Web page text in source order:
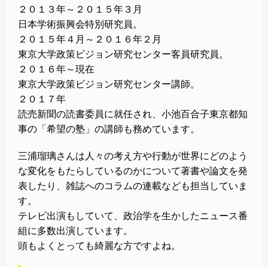
２０１３年～２０１５年３月
日本学術振興会特別研究員。
２０１５年４月～２０１６年２月
東京大学政策ビジョン研究センター客員研究員。
２０１６年～現在
東京大学政策ビジョン研究センター講師。
２０１７年
読売新聞の読書委員に就任され、小池百合子東京都知
事の「希望の塾」の講師も務めています。
三浦瑠璃さんは人々の考え方や行動が世界にどのよう
な変化をもたらしているのかについて著書や論文を発
表したり、雑誌へのコラムの連載なども担当していま
す。
テレビ出演もしていて、政治学を生かしたニュース番
組に多数出演しています。
頭もよくとっても綺麗な方ですよね。